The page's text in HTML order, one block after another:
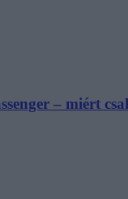
– miért